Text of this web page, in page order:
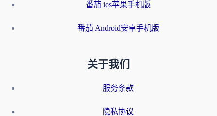
番茄 ios苹果手机版
番茄 Android安卓手机版
关于我们
服务条款
隐私协议